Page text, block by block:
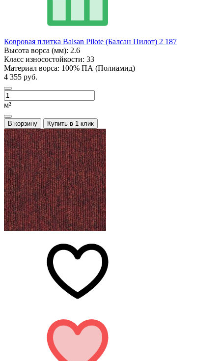
Ковровая плитка Balsan Pilote (Балсан Пилот) 2 187
Высота ворса (мм): 2.6
Класс износостойкости: 33
Материал ворса: 100% ПА (Полиамид)
4 355 руб.
м²
В корзину Купить в 1 клик